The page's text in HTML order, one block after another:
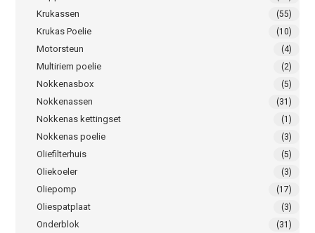
Krukassen (55)
Krukas Poelie (10)
Motorsteun (4)
Multiriem poelie (2)
Nokkenasbox (5)
Nokkenassen (31)
Nokkenas kettingset (1)
Nokkenas poelie (3)
Oliefilterhuis (5)
Oliekoeler (3)
Oliepomp (17)
Oliespatplaat (3)
Onderblok (31)